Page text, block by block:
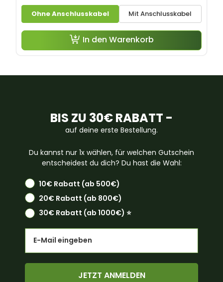
Ohne Anschlusskabel Mit Anschlusskabel
In den Warenkorb
BIS ZU 30€ RABATT -
auf deine erste Bestellung.
Du kannst nur 1x wählen, für welchen Gutschein
entscheidest du dich? Du hast die Wahl:
10€ Rabatt (ab 500€)
20€ Rabatt (ab 800€)
30€ Rabatt (ab 1000€) ⭐️
JETZT ANMELDEN